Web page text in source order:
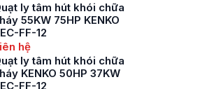
ly tâm hút khói chữa
55KW 75HP KENKO
FF-12
hệ
ly tâm hút khói chữa
KENKO 50HP 37KW
FF-12